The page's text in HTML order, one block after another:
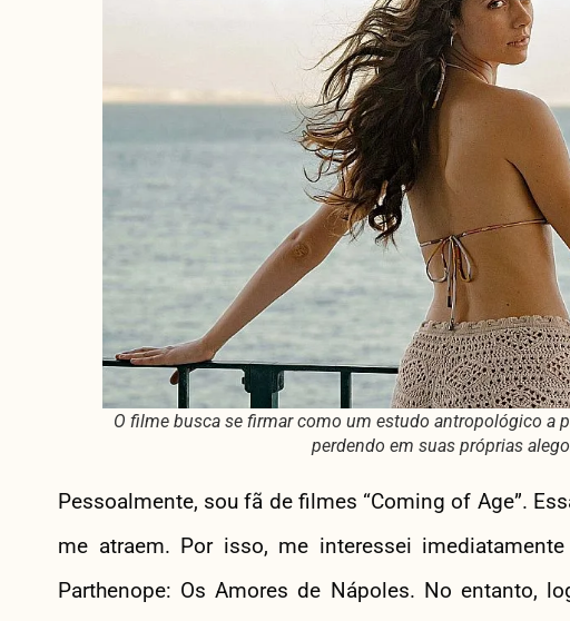
O filme busca se firmar como um estudo antropológico a
perdendo em suas próprias
Pessoalmente, sou fã de filmes “Coming of Age”.
me atraem. Por isso, me interessei
Parthenope: Os Amores de Nápoles. No entanto,